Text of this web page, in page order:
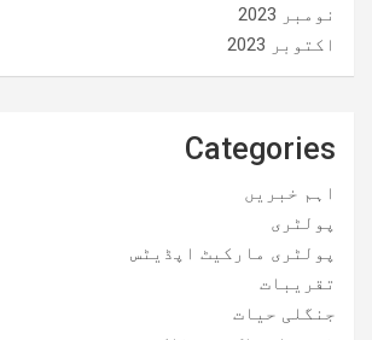
نومبر 2023
اکتوبر 2023
Categories
اہم خبریں
پولٹری
پولٹری مارکیٹ اپڈیٹس
تقریبات
جنگلی حیات